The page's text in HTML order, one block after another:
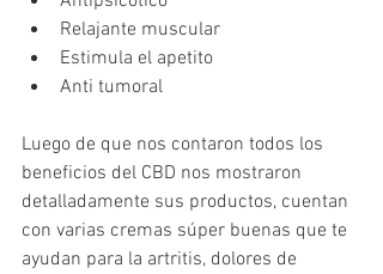
Relajante muscular
Estimula el apetito
Anti tumoral
Luego de que nos contaron todos los
beneficios del CBD nos mostraron
detalladamente sus productos, cuentan
con varias cremas súper buenas que te
ayudan para la artritis, dolores de